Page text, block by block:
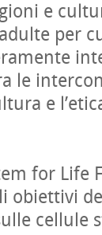
e
per
le
e
for Life
obiettivi
cellule